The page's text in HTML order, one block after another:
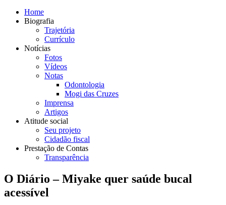
Home
Biografia
Trajetória
Currículo
Notícias
Fotos
Vídeos
Notas
Odontologia
Mogi das Cruzes
Imprensa
Artigos
Atitude social
Seu projeto
Cidadão fiscal
Prestação de Contas
Transparência
O Diário – Miyake quer saúde bucal
acessível